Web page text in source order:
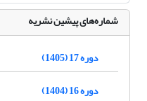
شماره‌های پیشین نشریه
دوره 17 (1405)
دوره 16 (1404)